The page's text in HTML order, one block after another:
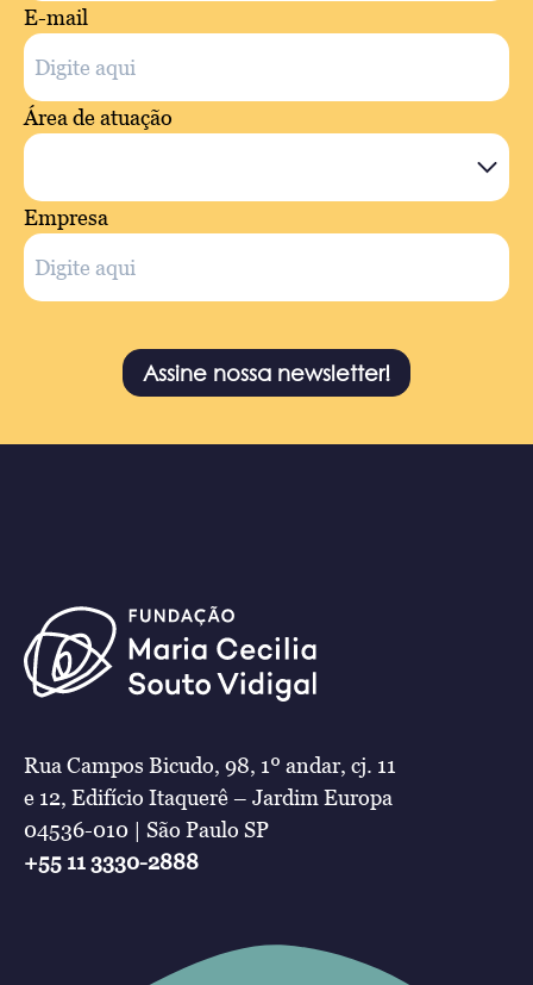
E-mail
Área de atuação
Empresa
Assine nossa newsletter!
Rua Campos Bicudo, 98, 1º andar, cj. 11
e 12, Edifício Itaquerê – Jardim Europa
04536-010 | São Paulo SP
+55 11 3330-2888